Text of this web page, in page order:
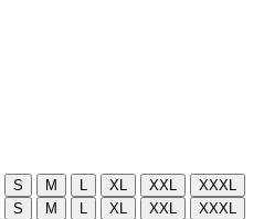
S M L XL XXL
XXXL
S M L XL XXL
XXXL